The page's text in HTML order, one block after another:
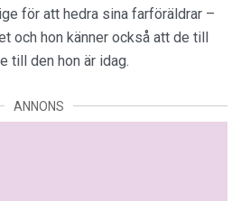
för att hedra sina farföräldrar –
och hon känner också att de till
till den hon är idag.
ANNONS